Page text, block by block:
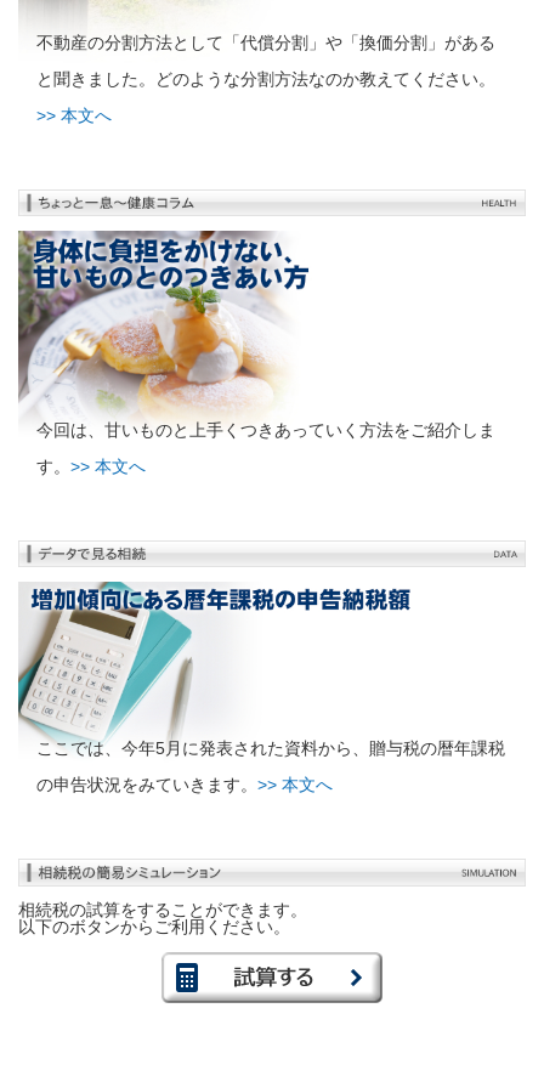
不動産の分割方法として「代償分割」や「換価分割」がある
と聞きました。どのような分割方法なのか教えてください。
>> 本文へ
今回は、甘いものと上手くつきあっていく方法をご紹介しま
す。 >> 本文へ
ここでは、今年5月に発表された資料から、贈与税の暦年課税
の申告状況をみていきます。 >> 本文へ
相続税の試算をすることができます。
以下のボタンからご利用ください。